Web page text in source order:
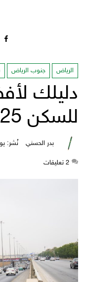
الرياض جنوب الرياض
دليلك
للسكن 2025
بدر الحسني نُشر: يونيو 25, 2024 | تم
2 ‫تعليقات‬